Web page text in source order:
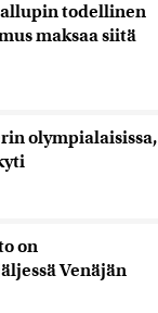
todellinen
maksaa siitä
olympialaisissa,
on
Venäjän